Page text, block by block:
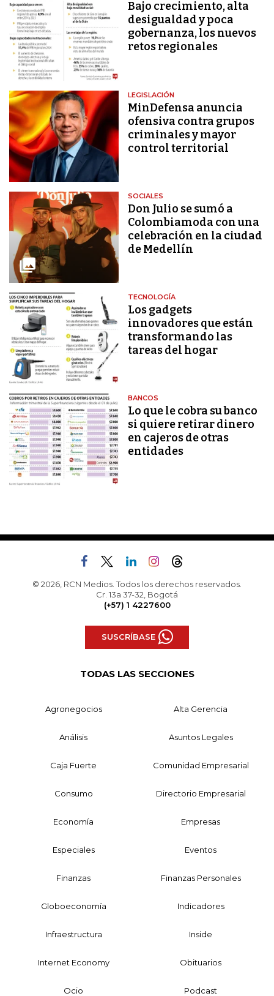
Bajo crecimiento, alta
desigualdad y poca
gobernanza, los nuevos
retos regionales
LEGISLACIÓN
MinDefensa anuncia
ofensiva contra grupos
criminales y mayor
control territorial
SOCIALES
Don Julio se sumó a
Colombiamoda con una
celebración en la ciudad
de Medellín
TECNOLOGÍA
Los gadgets
innovadores que están
transformando las
tareas del hogar
BANCOS
Lo que le cobra su banco
si quiere retirar dinero
en cajeros de otras
entidades
© 2026, RCN Medios. Todos los derechos reservados.
Cr. 13a 37-32, Bogotá
(+57) 1 4227600
SUSCRÍBASE
TODAS LAS SECCIONES
Agronegocios Alta Gerencia
Análisis Asuntos Legales
Caja Fuerte Comunidad Empresarial
Consumo Directorio Empresarial
Economía Empresas
Especiales Eventos
Finanzas Finanzas Personales
Globoeconomía Indicadores
Infraestructura Inside
Internet Economy Obituarios
Ocio Podcast